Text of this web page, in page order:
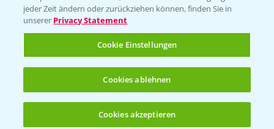
1:41
Welches Frühjahrsherbizid im Weizen
einsetzen?
(noch 4)
jeder Zeit ändern oder zurückziehen können, finden Sie in
unserer Privacy Statement
Cookie Einstellungen
Cookies ablehnen
Cookies akzeptieren